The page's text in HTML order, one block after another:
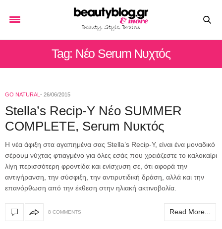
Tag: Nέο Serum Νυχτός
GO NATURAL 26/06/2015
Stella’s Recip-Y Nέο SUMMER
COMPLETE, Serum Νυκτός
Η νέα άφιξη στα αγαπημένα σας Stella’s Recip-Υ, είναι ένα μοναδικό
σέρουμ νύχτας φτιαγμένο για όλες εσάς που χρειάζεστε το καλοκαίρι
λίγη περισσότερη φροντίδα και ενίσχυση σε, ότι αφορά την
αντιγήρανση, την σύσφιξη, την αντιρυτιδική δράση, αλλά και την
επανόρθωση από την έκθεση στην ηλιακή ακτινοβολία.
8 COMMENTS Read More...